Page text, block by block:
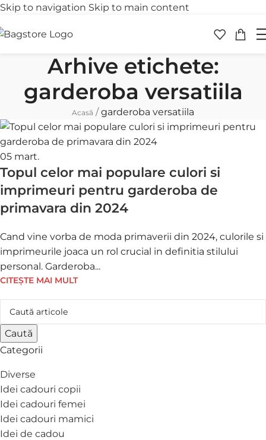
Skip to navigation Skip to main content
Transport gratuit
Arhive etichete:
garderoba versatiila
Acasă /garderoba versatiila
05 mart.
Topul celor mai populare culori si
imprimeuri pentru garderoba de
primavara din 2024
Cand vine vorba de moda primaverii din 2024, culorile si
imprimeurile joaca un rol crucial in definitia stilului
personal. Garderoba...
CITEȘTE MAI MULT
Caută
Categorii
Diverse
Idei cadouri copii
Idei cadouri femei
Idei cadouri mamici
Idei de cadou